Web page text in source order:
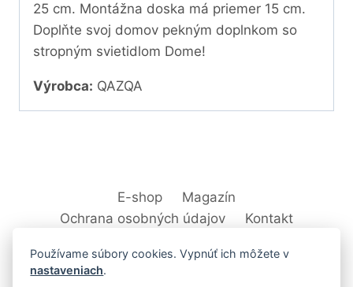
25 cm. Montážna doska má priemer 15 cm.
Doplňte svoj domov pekným doplnkom so
stropným svietidlom Dome!
Výrobca: QAZQA
E-shop
Magazín
Ochrana osobných údajov
Kontakt
Používame súbory cookies. Vypnúť ich môžete v
nastaveniach.